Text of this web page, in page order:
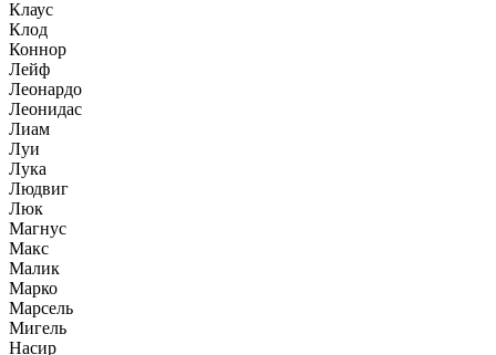
Клаус
Клод
Коннор
Лейф
Леонардо
Леонидас
Лиам
Луи
Лука
Людвиг
Люк
Магнус
Макс
Малик
Марко
Марсель
Мигель
Насир